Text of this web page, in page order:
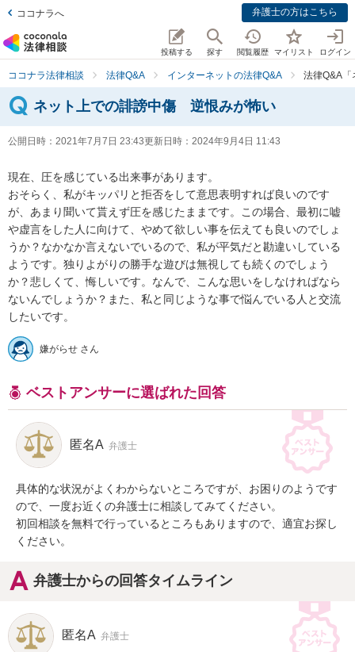
ココナラへ 弁護士の方はこちら
投稿する 探す 閲覧履歴 マイリスト ログイン
ココナラ法律相談 法律Q&A インターネットの法律Q&A 法律Q&A
ネット上での誹謗中傷 逆恨みが怖い
公開日時： 2021年7月7日 23:43更新日時： 2024年9月4日 11:43
現在、圧を感じている出来事があります。
おそらく、私がキッパリと拒否をして意思表明すれば良いのです
が、あまり聞いて貰えず圧を感じたままです。この場合、最初に嘘
や虚言をした人に向けて、やめて欲しい事を伝えても良いのでしょ
うか？なかなか言えないでいるので、私が平気だと勘違いしている
ようです。独りよがりの勝手な遊びは無視しても続くのでしょう
か？悲しくて、悔しいです。なんで、こんな思いをしなければなら
ないんでしょうか？また、私と同じような事で悩んでいる人と交流
したいです。
嫌がらせ さん
ベストアンサーに選ばれた回答
匿名A 弁護士
具体的な状況がよくわからないところですが、お困りのようです
ので、一度お近くの弁護士に相談してみてください。
初回相談を無料で行っているところもありますので、適宜お探し
ください。
弁護士からの回答タイムライン
匿名A 弁護士